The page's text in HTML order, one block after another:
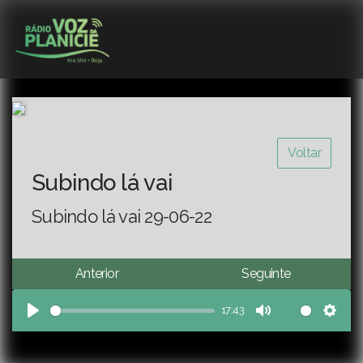
Voltar
Subindo lá vai
Subindo lá vai 29-06-22
Anterior Seguinte
Play
17:43
Mute